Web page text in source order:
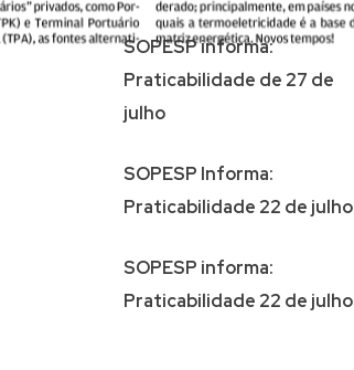
SOPESP informa:
Praticabilidade de 27 de
julho
SOPESP Informa:
Praticabilidade 22 de julho
SOPESP informa:
Praticabilidade 22 de julho